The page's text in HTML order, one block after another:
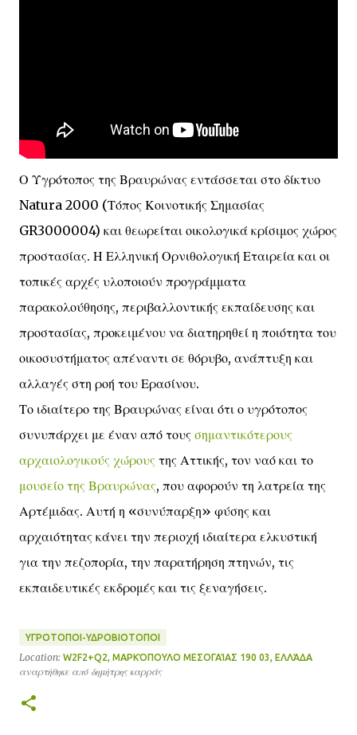
Ο Υγρότοπος της Βραυρώνας εντάσσεται στο δίκτυο
Natura 2000 (Τόπος Κοινοτικής Σημασίας
GR3000004) και θεωρείται οικολογικά κρίσιμος χώρος
προστασίας. Η Ελληνική Ορνιθολογική Εταιρεία και οι
τοπικές αρχές υλοποιούν προγράμματα
παρακολούθησης, περιβαλλοντικής εκπαίδευσης και
προστασίας, προκειμένου να διατηρηθεί η ποιότητα του
οικοσυστήματος απέναντι σε θόρυβο, ανάπτυξη και
αλλαγές στη ροή του Ερασίνου.
Το ιδιαίτερο της Βραυρώνας είναι ότι ο υγρότοπος
συνυπάρχει με έναν από τους σημαντικότερους
αρχαιολογικούς χώρους της Αττικής, τον ναό και το
μουσείο της Βραυρώνας, που αφορούν τη λατρεία της
Αρτέμιδας. Αυτή η «συνύπαρξη» φύσης και
αρχαιότητας κάνει την περιοχή ιδιαίτερα ελκυστική
για την πεζοπορία, την παρατήρηση πτηνών, τις
εκπαιδευτικές εκδρομές και τις ξεναγήσεις.
ΥΓΡΟΤΟΠΟΙ-ΥΔΡΟΒΙΟΤΟΠΟΙ
Location: W2F2+Q2, ΜΑΡΚΌΠΟΥΛΟ ΜΕΣΟΓΑΊΑΣ 190 03, ΕΛΛΆΔΑ
αναρτήθηκε από δημήτρης καρράς